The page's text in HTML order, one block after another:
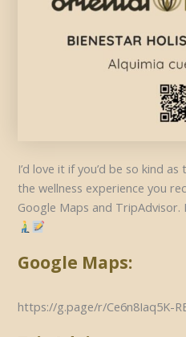
I’d love it if you’d be so kind
the wellness experience you
Google Maps and TripAdvisor.
Google Maps:
https://g.page/r/Ce6n8Iaq5K-